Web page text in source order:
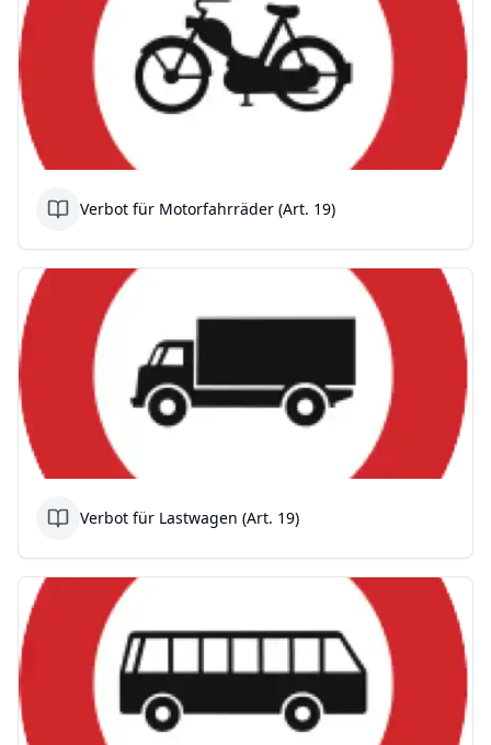
Verbot für Motorfahrräder (Art. 19)
Verbot für Lastwagen (Art. 19)